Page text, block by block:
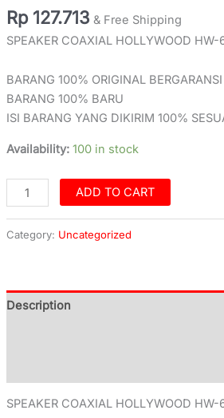
Rp 127.713 & Free Shipping
SPEAKER COAXIAL HOLLYWOOD
BARANG 100% ORIGINAL
BARANG 100% BARU
ISI BARANG YANG DIKIRIM 100%
Availability: 100 in stock
ADD TO CART
Category: Uncategorized
Description
SPEAKER COAXIAL HOLLYWOOD